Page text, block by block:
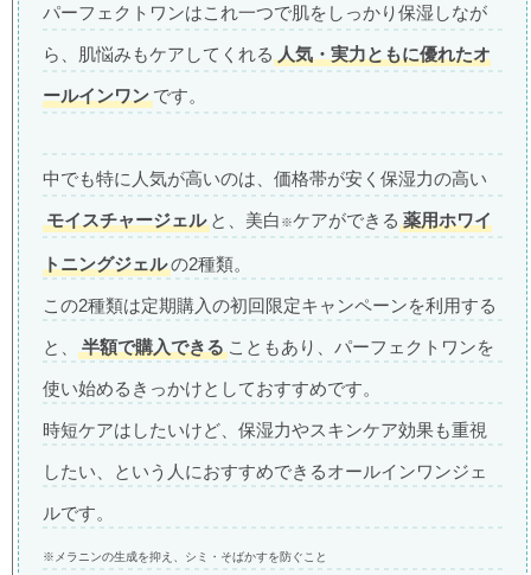
パーフェクトワンはこれ一つで肌をしっかり保湿しなが
ら、肌悩みもケアしてくれる 人気・実力ともに優れたオ
ールインワン です。
中でも特に人気が高いのは、価格帯が安く保湿力の高い
モイスチャージェル と、美白 ※ケアができる 薬用ホワイ
トニングジェルの2種類。
この2種類は定期購入の初回限定キャンペーンを利用する
と、 半額で購入できる こともあり、パーフェクトワンを
使い始めるきっかけとしておすすめです。
時短ケアはしたいけど、保湿力やスキンケア効果も重視
したい、という人におすすめできるオールインワンジェ
ルです。
※メラニンの生成を抑え、シミ・そばかすを防ぐこと